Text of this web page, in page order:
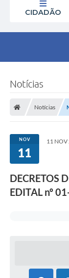
CIDADÃO
Notícias
Notícias
NOV
11
11 NOV
DECRETOS
EDITAL nº